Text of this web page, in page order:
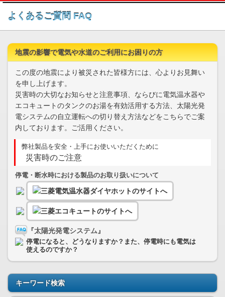
このページの本文へ
よくあるご質問 FAQ
地震の影響で電気や水道のご利用にお困りの方
この度の地震により被災された皆様方には、心よりお見舞い
を申し上げます。
災害時の大切なお知らせと注意事項、ならびに電気温水器や
エコキュートのタンクのお湯を有効活用する方法、太陽光発
電システムの自立運転への切り替え方法などをこちらでご案
内しております。ご活用ください。
弊社製品を安全・上手にお使いいただくために
災害時のご注意
停電・断水時における製品のお取り扱いについて
『太陽光発電システム』
停電になると、どうなりますか？また、停電時にも電気は
使えるのですか？
キーワード検索